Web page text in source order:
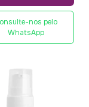
nos pelo
WhatsApp